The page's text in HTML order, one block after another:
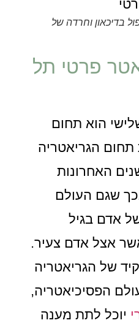
בדיכאון וחרדה של
פרטי תל
הוא תחום
הגריאטריה
האחרונות
שגם העולם
אדם בגיל
אצל אדם צעיר.
של הגריאטריה
הפסיכיאטריה,
לתת מענה